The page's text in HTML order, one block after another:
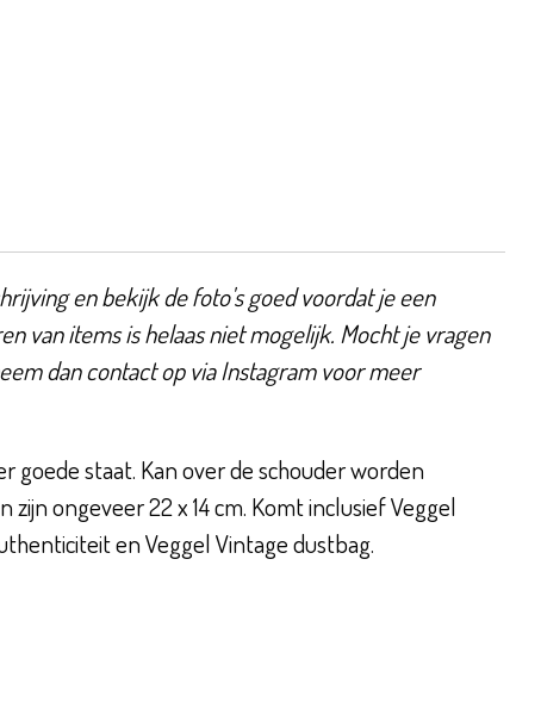
en bekijk de foto's goed voordat je een
van items is helaas niet mogelijk. Mocht je vragen
dan contact op via Instagram voor meer
goede staat. Kan over de schouder worden
zijn ongeveer 22 x 14 cm. Komt inclusief Veggel
en Veggel Vintage dustbag.